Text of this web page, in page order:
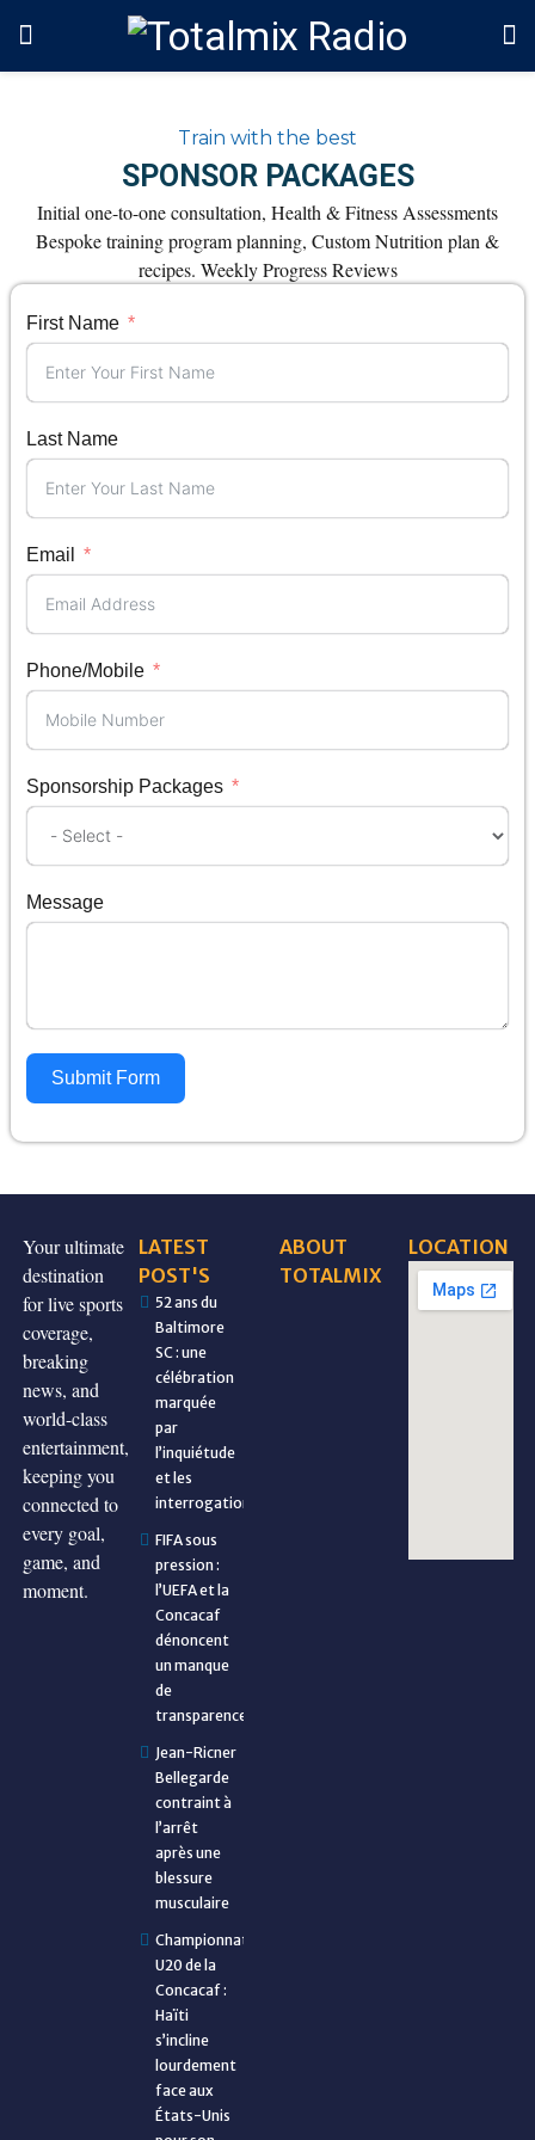
Train with the best
SPONSOR PACKAGES
Initial one-to-one consultation, Health & Fitness Assessments
Bespoke training program planning, Custom Nutrition plan &
recipes. Weekly Progress Reviews
First Name
Last Name
Email
Phone/Mobile
Sponsorship Packages
Message
Submit Form
Your ultimate
destination
for live sports
coverage,
breaking
news, and
world-class
entertainment,
keeping you
connected to
every goal,
game, and
moment.
LATEST
POST'S
52 ans du
Baltimore
SC : une
célébration
marquée
par
l’inquiétude
et les
interrogations
FIFA sous
pression :
l’UEFA et la
Concacaf
dénoncent
un manque
de
transparence
Jean-Ricner
Bellegarde
contraint à
l’arrêt
après une
blessure
musculaire
Championnat
U20 de la
Concacaf :
Haïti
s’incline
lourdement
face aux
États-Unis
ABOUT
TOTALMIX
LOCATION